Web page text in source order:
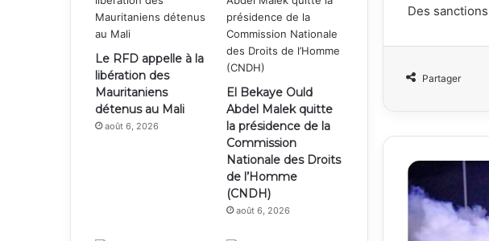
Des
Partager
Le RFD appelle à la
libération des
Mauritaniens
détenus au Mali
août 6, 2026
El Bekaye Ould
Abdel Malek quitte
la présidence de la
Commission
Nationale des Droits
de l’Homme
(CNDH)
août 6, 2026